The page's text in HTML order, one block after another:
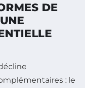
DE
: le